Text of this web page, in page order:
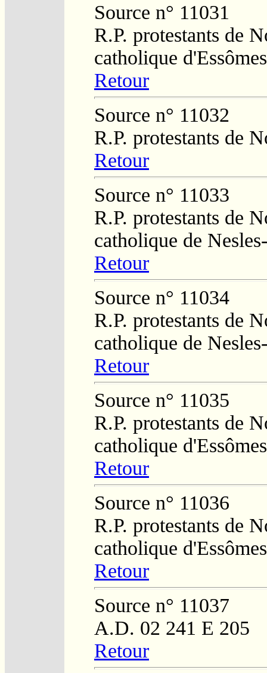
Source n° 11031
R.P. protestants de
catholique d'Essômes
Retour
Source n° 11032
R.P. protestants de
Retour
Source n° 11033
R.P. protestants de
catholique de
Retour
Source n° 11034
R.P. protestants de
catholique de
Retour
Source n° 11035
R.P. protestants de
catholique d'Essômes
Retour
Source n° 11036
R.P. protestants de
catholique d'Essômes
Retour
Source n° 11037
A.D. 02 241 E 205
Retour